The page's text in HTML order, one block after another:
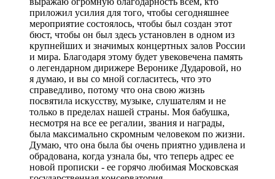
приложил усилия для того, чтобы сегодняшнее
мероприятие состоялось, чтобы был создан этот
бюст, чтобы он был здесь установлен в одном из
крупнейших и значимых концертных залов России
и мира. Благодаря этому будет увековечена память
о легендарном дирижере Веронике Дударовой, но
я думаю, и вы со мной согласитесь, что это
справедливо, потому что она свою жизнь
посвятила искусству, музыке, слушателям и не
только в пределах нашей страны. Моя бабушка,
несмотря на все ее регалии, звания и награды,
была максимально скромным человеком по жизни.
Думаю, что она была бы очень приятно удивлена и
обрадована, когда узнала бы, что теперь адрес ее
новой прописки - ее горячо любимая Московская